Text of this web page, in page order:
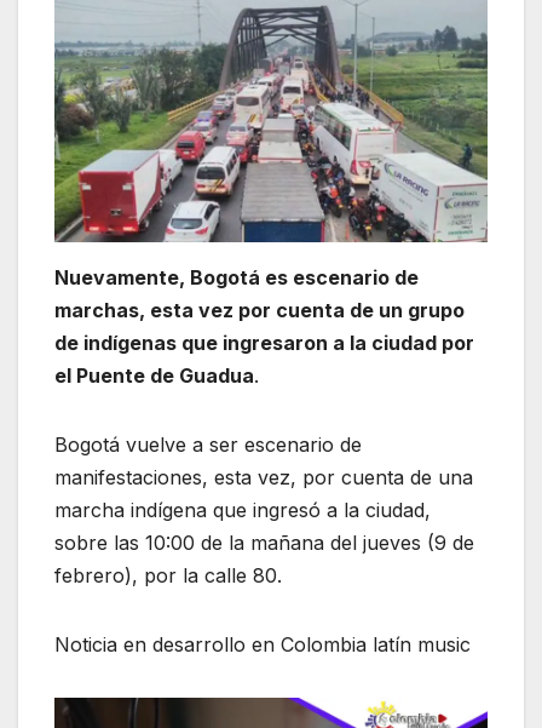
Nuevamente, Bogotá es escenario de
marchas, esta vez por cuenta de un grupo
de indígenas que ingresaron a la ciudad por
el Puente de Guadua.
Bogotá vuelve a ser escenario de
manifestaciones, esta vez, por cuenta de una
marcha indígena que ingresó a la ciudad,
sobre las 10:00 de la mañana del jueves (9 de
febrero), por la calle 80.
Noticia en desarrollo en Colombia latín music